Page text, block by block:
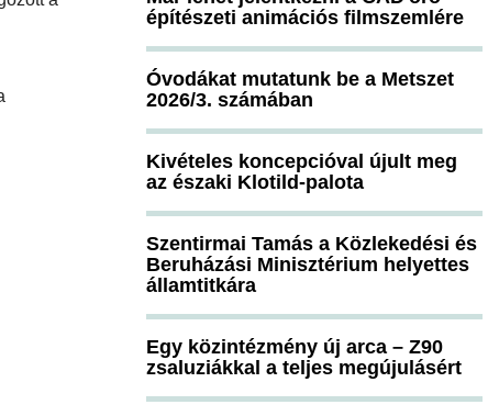
építészeti animációs filmszemlére
Óvodákat mutatunk be a Metszet
2026/3. számában
Kivételes koncepcióval újult meg
az északi Klotild-palota
Szentirmai Tamás a Közlekedési és
Beruházási Minisztérium helyettes
államtitkára
Egy közintézmény új arca – Z90
zsaluziákkal a teljes megújulásért